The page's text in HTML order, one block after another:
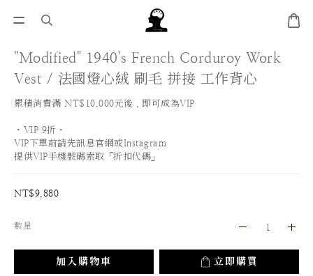
"Modified" 1940's French Corduroy Work
Vest / 法國燈心絨 刷毛 拼接 工作背心
累積消費滿 NT$10,000元後，即可成為VIP
・VIP 9折・
VIP下單前請先訊息官網或Instagram
提供VIP手機號碼索取「折扣代碼」
NT$9,880
數量
加入購物車 立即購買